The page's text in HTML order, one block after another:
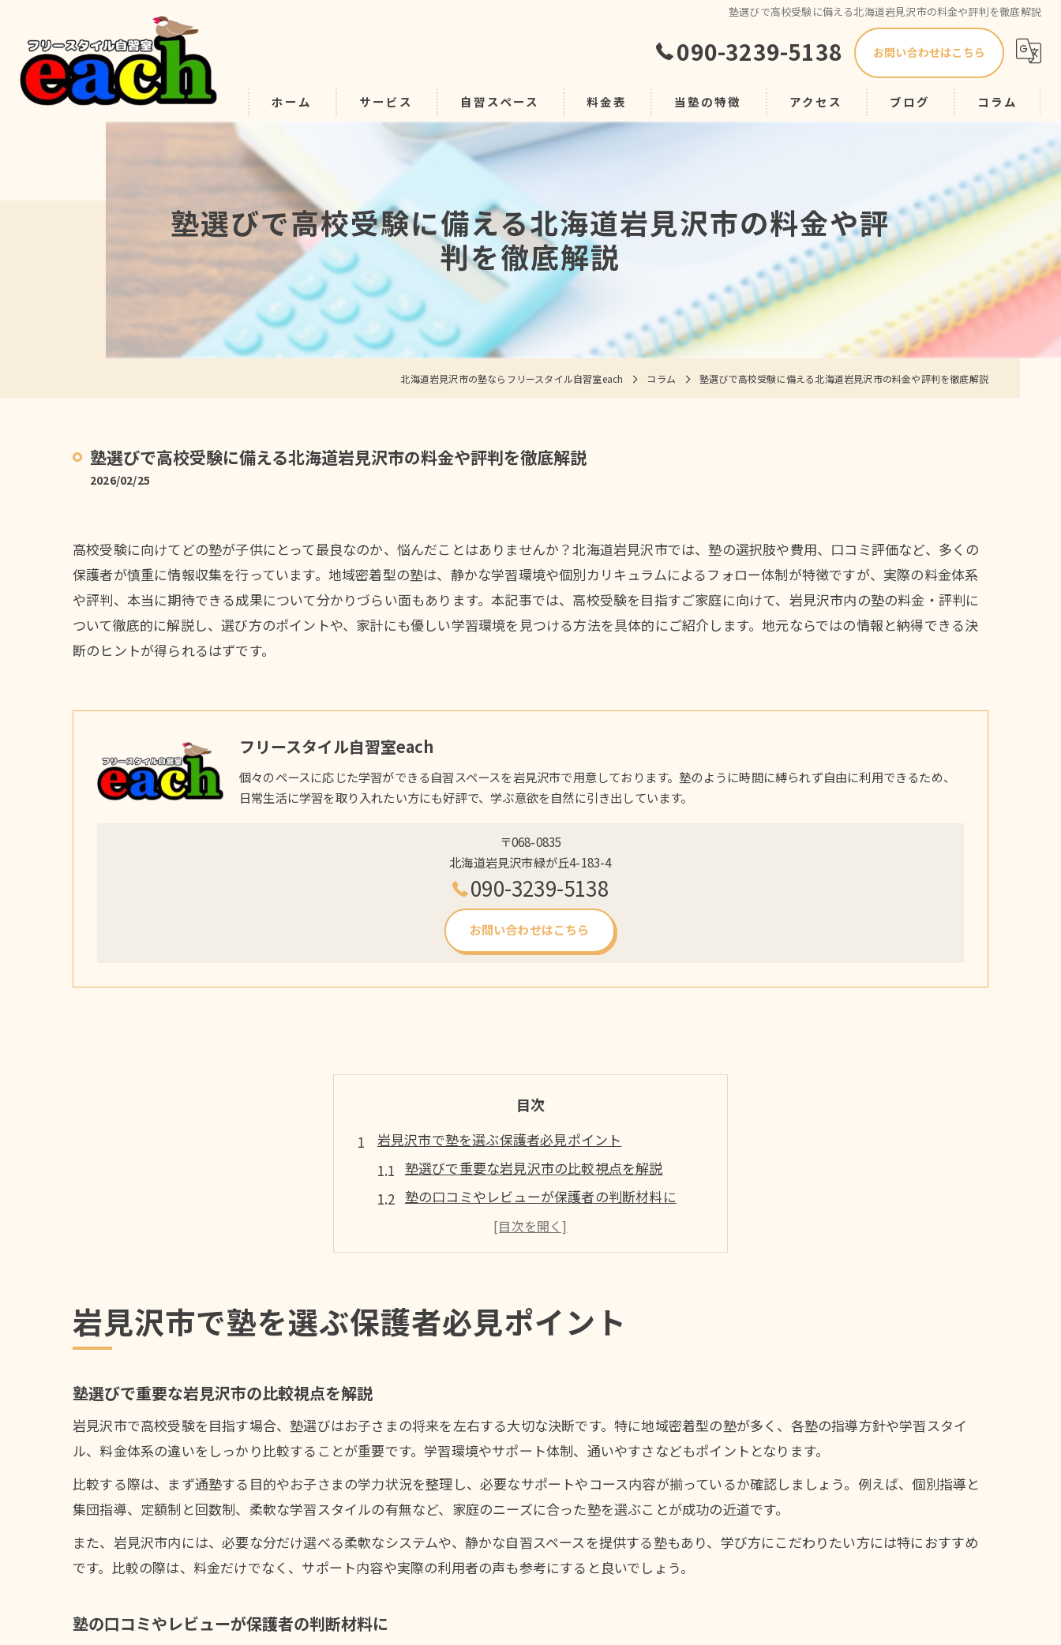
塾選びで高校受験に備える北海道岩見沢市の料金や評判を徹底解説
090-3239-5138 お問い合わせはこちら
ホーム サービス 自習スペース 料金表 当塾の特徴
個別デスク
学習指導
アクセス ブログ コラム
塾選びで高校受験に備える北海道岩見沢市の料金や評
判を徹底解説
北海道岩見沢市の塾ならフリースタイル自習室each コラム 塾選びで高校受験に備える北海道岩見沢市の料金や評判を徹底解説
塾選びで高校受験に備える北海道岩見沢市の料金や評判を徹底解説
2026/02/25
高校受験に向けてどの塾が子供にとって最良なのか、悩んだことはありませんか？北海道岩見沢市では、塾の選択肢や費用、口コミ評価など、多くの
保護者が慎重に情報収集を行っています。地域密着型の塾は、静かな学習環境や個別カリキュラムによるフォロー体制が特徴ですが、実際の料金体系
や評判、本当に期待できる成果について分かりづらい面もあります。本記事では、高校受験を目指すご家庭に向けて、岩見沢市内の塾の料金・評判に
ついて徹底的に解説し、選び方のポイントや、家計にも優しい学習環境を見つける方法を具体的にご紹介します。地元ならではの情報と納得できる決
断のヒントが得られるはずです。
フリースタイル自習室each
個々のペースに応じた学習ができる自習スペースを岩見沢市で用意しております。塾のように時間に縛られず自由に利用できるため、
日常生活に学習を取り入れたい方にも好評で、学ぶ意欲を自然に引き出しています。
〒068-0835
北海道岩見沢市緑が丘4-183-4
090-3239-5138
お問い合わせはこちら
目次
岩見沢市で塾を選ぶ保護者必見ポイント
塾選びで重要な岩見沢市の比較視点を解説
塾の口コミやレビューが保護者の判断材料に
塾の学習環境が高校受験に与える影響を知ろう
塾の料金や指導内容をバランス良く確認する方法
高校受験に向けた塾の選び方ガイド
塾のカリキュラムが高校受験成功に直結する理由
塾の個別指導と集団指導の違いを理解しよう
高校受験対策で重視すべき塾のサポート体制
評判が気になる岩見沢市の塾事情
塾の評判やレビューを参考に選び方を工夫
塾の口コミを活用して合格実績を見極める方法
塾利用者の声が高校受験対策の決め手に
岩見沢市で塾を選ぶ保護者必見ポイント
塾選びで重要な岩見沢市の比較視点を解説
岩見沢市で高校受験を目指す場合、塾選びはお子さまの将来を左右する大切な決断です。特に地域密着型の塾が多く、各塾の指導方針や学習スタイ
ル、料金体系の違いをしっかり比較することが重要です。学習環境やサポート体制、通いやすさなどもポイントとなります。
比較する際は、まず通塾する目的やお子さまの学力状況を整理し、必要なサポートやコース内容が揃っているか確認しましょう。例えば、個別指導と
集団指導、定額制と回数制、柔軟な学習スタイルの有無など、家庭のニーズに合った塾を選ぶことが成功の近道です。
また、岩見沢市内には、必要な分だけ選べる柔軟なシステムや、静かな自習スペースを提供する塾もあり、学び方にこだわりたい方には特におすすめ
です。比較の際は、料金だけでなく、サポート内容や実際の利用者の声も参考にすると良いでしょう。
塾の口コミやレビューが保護者の判断材料に